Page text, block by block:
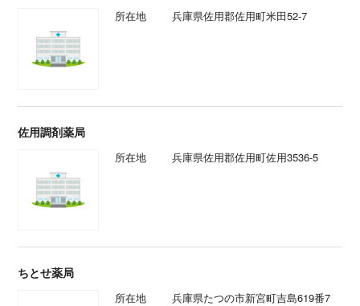
所在地 兵庫県佐用郡佐用町米田52-7
佐用調剤薬局
所在地 兵庫県佐用郡佐用町佐用3536-5
ちとせ薬局
所在地 兵庫県たつの市新宮町吉島619番7